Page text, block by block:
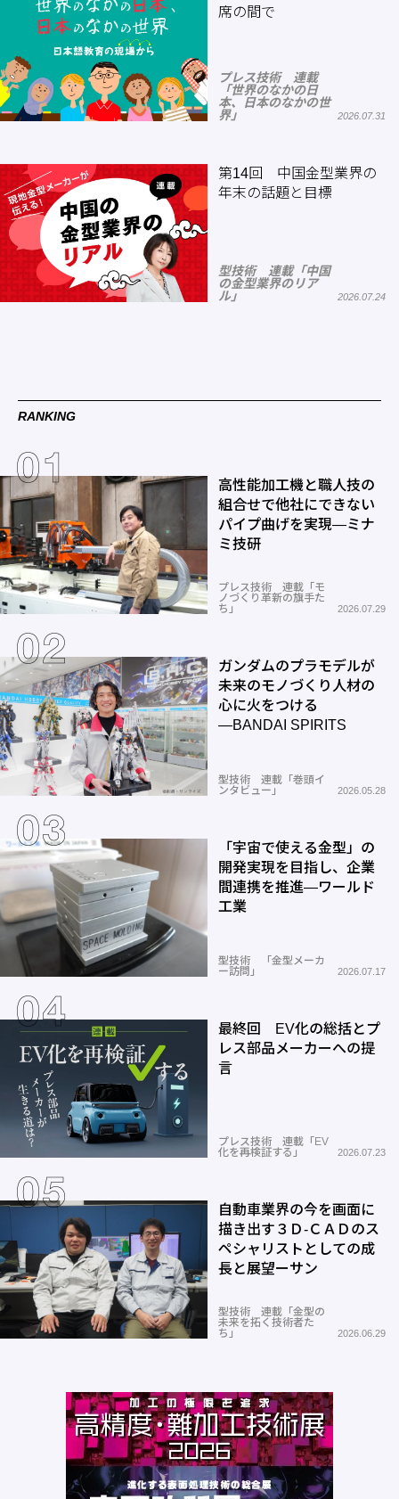
席の間で
プレス技術 連載
「世界のなかの日
本、日本のなかの世
界」
2026.07.31
第14回 中国金型業界の
年末の話題と目標
型技術 連載「中国
の金型業界のリア
ル」
2026.07.24
RANKING
高性能加工機と職人技の
組合せで他社にできない
パイプ曲げを実現―ミナ
ミ技研
プレス技術 連載「モ
ノづくり革新の旗手た
ち」
2026.07.29
ガンダムのプラモデルが
未来のモノづくり人材の
心に火をつける
―BANDAI SPIRITS
型技術 連載「巻頭イ
ンタビュー」
2026.05.28
「宇宙で使える金型」の
開発実現を目指し、企業
間連携を推進―ワールド
工業
型技術 「金型メーカ
ー訪問」
2026.07.17
最終回 EV化の総括とプ
レス部品メーカーへの提
言
プレス技術 連載「EV
化を再検証する」
2026.07.23
自動車業界の今を画面に
描き出す３Ｄ-ＣＡＤのス
ペシャリストとしての成
長と展望ーサン
型技術 連載「金型の
未来を拓く技術者た
ち」
2026.06.29